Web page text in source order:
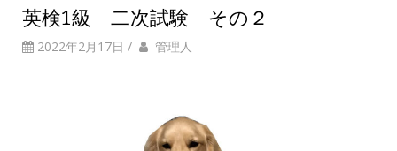
英検1級 二次試験 その２
2022年2月17日 / 管理人